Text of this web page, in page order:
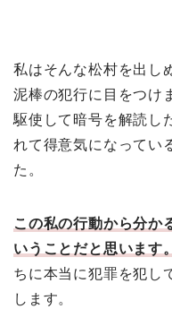
私はそんな松村を出し
泥棒の犯行に目をつけ
駆使して暗号を解読し
れて得意気になってい
た。
この私の行動から分か
いうことだと思います。
ちに本当に犯罪を犯し
します。